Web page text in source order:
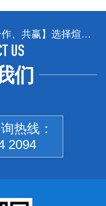
【专业、诚信、服务、合作、共赢】选择煊赫，选择省心、选择放心！
US
们
热线：
2094